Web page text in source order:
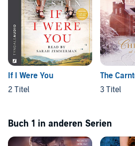
If I Were You
2 Titel
The
3 Titel
Buch 1 in anderen Serien